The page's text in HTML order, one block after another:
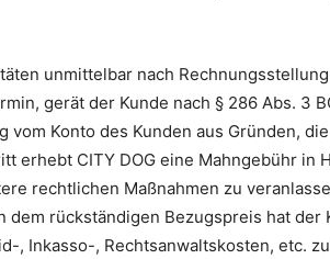
unmittelbar nach
gerät der Kunde nach § 286 Abs. 3
Konto des Kunden aus Gründen,
erhebt CITY DOG eine Mahngebühr in
rechtlichen Maßnahmen zu
rückständigen Bezugspreis hat der
, Inkasso-, Rechtsanwaltskosten, etc.